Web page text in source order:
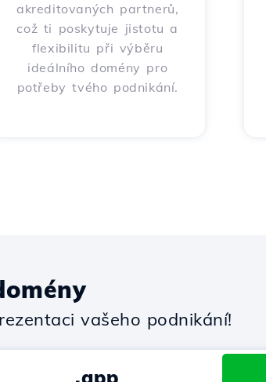
akreditovaných partnerů,
což ti poskytuje jistotu a
flexibilitu při výběru
ideálního domény pro
potřeby tvého podnikání.
vašeho podnikání!
.app